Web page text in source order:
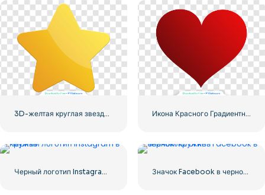
3D-желтая круглая звезда с бликами Икона Красного Градиентного Сердца
Черный логотип Instagram в кружке Значок Facebook в черном кружке